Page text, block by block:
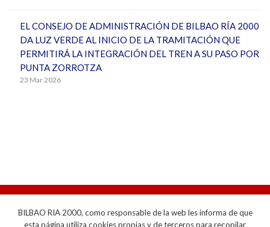
EL CONSEJO DE ADMINISTRACIÓN DE BILBAO RÍA 2000
DA LUZ VERDE AL INICIO DE LA TRAMITACIÓN QUE
PERMITIRÁ LA INTEGRACIÓN DEL TREN A SU PASO POR
PUNTA ZORROTZA
23 Mar 2026
AVISO LEGAL
BILBAO RIA 2000, como responsable de la web les informa de que
esta página utiliza cookies propias y de terceros para recopilar